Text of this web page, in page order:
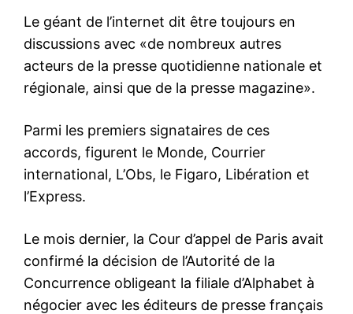
Le géant de l’internet dit être toujours en
discussions avec «de nombreux autres
acteurs de la presse quotidienne nationale et
régionale, ainsi que de la presse magazine».
Parmi les premiers signataires de ces
accords, figurent le Monde, Courrier
international, L’Obs, le Figaro, Libération et
l’Express.
Le mois dernier, la Cour d’appel de Paris avait
confirmé la décision de l’Autorité de la
Concurrence obligeant la filiale d’Alphabet à
négocier avec les éditeurs de presse français